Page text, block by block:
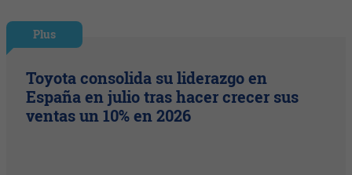
Plus
Toyota consolida su liderazgo en
España en julio tras hacer crecer sus
ventas un 10% en 2026